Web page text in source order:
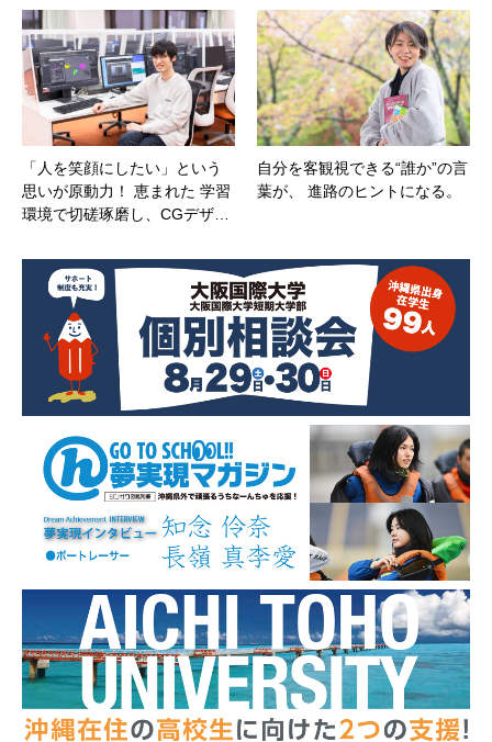
「人を笑顔にしたい」という
思いが原動力！ 恵まれた 学習
環境で切磋琢磨し、CGデザ…
自分を客観視できる“誰か”の言
葉が、 進路のヒントになる。